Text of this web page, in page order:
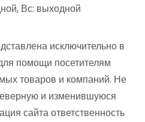
Вс: выходной
исключительно в
помощи посетителям
товаров и компаний. Не
и изменившуюся
сайта ответственность